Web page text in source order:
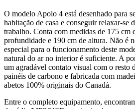
O modelo Apolo 4 está desenhado para
habitação de casa e conseguir relaxar-se
trabalho. Conta com medidas de 175 cm
profundidade e 190 cm de altura. Não é
especial para o funcionamento deste
natural do ar no interior é suficiente. A
um agradável contato visual com o resto
painéis de carbono e fabricada com
abetos 100% originais do Canadá.
Entre o completo equipamento,